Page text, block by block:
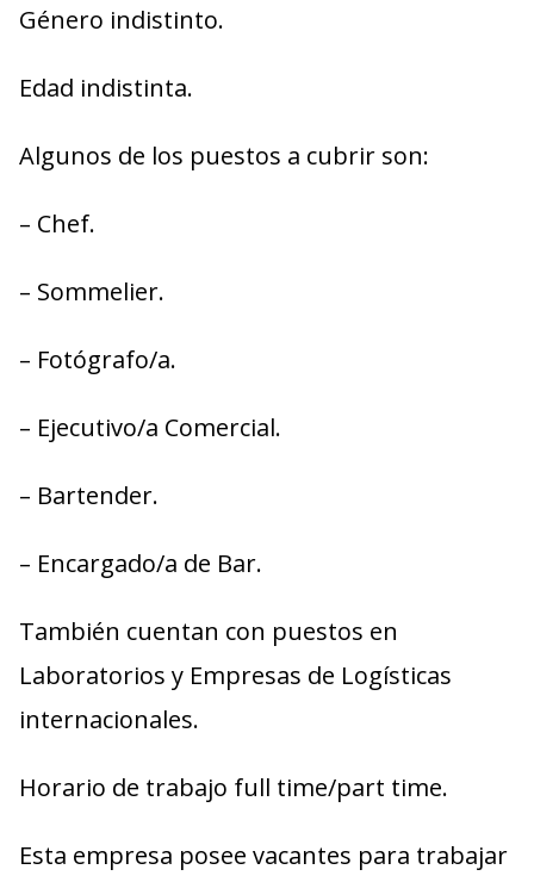
Género indistinto.
Edad indistinta.
Algunos de los puestos a cubrir son:
– Chef.
– Sommelier.
– Fotógrafo/a.
– Ejecutivo/a Comercial.
– Bartender.
– Encargado/a de Bar.
También cuentan con puestos en
Laboratorios y Empresas de Logísticas
internacionales.
Horario de trabajo full time/part time.
Esta empresa posee vacantes para trabajar